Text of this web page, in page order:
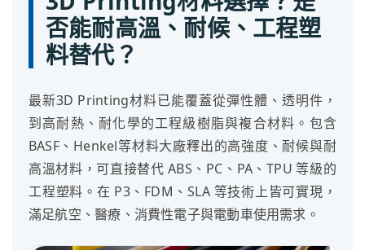
否能耐高溫、耐候、工程塑
料替代？
最新3D Printing材料已能覆蓋從彈性體、透明件，
到高耐熱、耐化學的工程級樹脂與複合材料。包含
BASF、Henkel等材料大廠釋出的高強度、耐候與耐
高溫材料，可直接替代 ABS、PC、PA、TPU 等級的
工程塑料。在 P3、FDM、SLA 等技術上皆可實現，
滿足航空、醫療、消費性電子與電動車使用需求。